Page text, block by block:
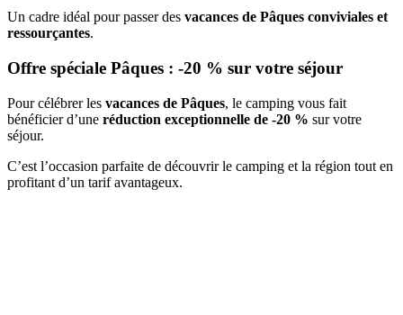
Un cadre idéal pour passer des vacances de Pâques conviviales et
ressourçantes.
Offre spéciale Pâques : -20 % sur votre séjour
Pour célébrer les vacances de Pâques, le camping vous fait
bénéficier d’une réduction exceptionnelle de -20 % sur votre
séjour.
C’est l’occasion parfaite de découvrir le camping et la région tout en
profitant d’un tarif avantageux.